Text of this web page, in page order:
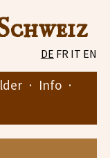
DE FR IT EN
· Info ·